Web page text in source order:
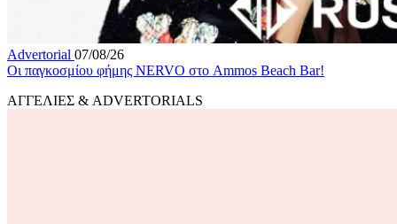
Advertorial 07/08/26
Οι παγκοσμίου φήμης NERVO στο Ammos Beach Bar!
ΑΓΓΕΛΙΕΣ & ADVERTORIALS